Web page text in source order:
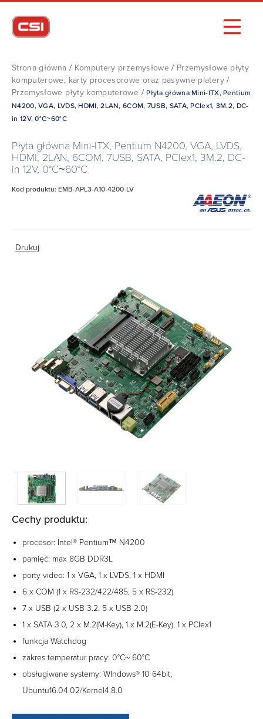
Strona główna / Komputery przemysłowe / Przemysłowe płyty
komputerowe, karty procesorowe oraz pasywne platery/
Przemysłowe płyty komputerowe /Płyta główna Mini-ITX, Pentium
N4200, VGA, LVDS, HDMI, 2LAN, 6COM, 7USB, SATA, PCIex1, 3M.2, DC-
in 12V, 0°C~60°C
Płyta główna Mini-ITX, Pentium N4200, VGA, LVDS,
HDMI, 2LAN, 6COM, 7USB, SATA, PCIex1, 3M.2, DC-
in 12V, 0°C~60°C
Kod produktu: EMB-APL3-A10-4200-LV
Drukuj
Cechy produktu:
procesor: Intel® Pentium™ N4200
pamięć: max 8GB DDR3L
porty video: 1 x VGA, 1 x LVDS, 1 x HDMI
6 x COM (1 x RS-232/422/485, 5 x RS-232)
7 x USB (2 x USB 3.2, 5 x USB 2.0)
1 x SATA 3.0, 2 x M.2(M-Key), 1 x M.2(E-Key), 1 x PCIex1
funkcja Watchdog
zakres temperatur pracy: 0°C~ 60°C
obsługiwane systemy: WIndows® 10 64bit,
Ubuntu16.04.02/Kernel4.8.0